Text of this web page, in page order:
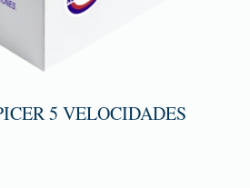
5 VELOCIDADES